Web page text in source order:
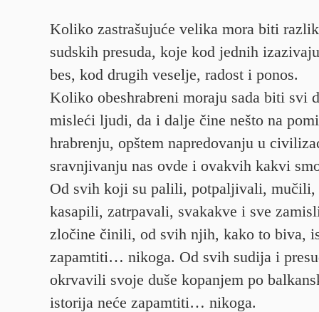
Koliko zastrašujuće velika mora biti
sudskih presuda, koje kod jednih
bes, kod drugih veselje, radost i ponos.
Koliko obeshrabreni moraju sada biti svi
misleći ljudi, da i dalje čine nešto na
hrabrenju, opštem napredovanju u
sravnjivanju nas ovde i ovakvih kakvi
Od svih koji su palili, potpaljivali,
kasapili, zatrpavali, svakakve i sve
zločine činili, od svih njih, kako to biva,
zapamtiti… nikoga. Od svih sudija i
okrvavili svoje duše kopanjem po
istorija neće zapamtiti… nikoga.